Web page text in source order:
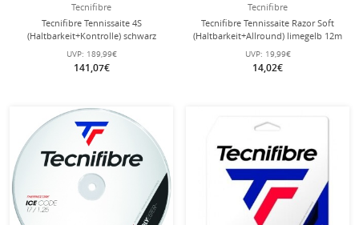
Tecnifibre
Tecnifibre Tennissaite 4S
(Haltbarkeit+Kontrolle) schwarz
200m Rolle
UVP: 189,99€
141,07€
Tecnifibre
Tecnifibre Tennissaite Razor Soft
(Haltbarkeit+Allround) limegelb 12m
Set
UVP: 19,99€
14,02€